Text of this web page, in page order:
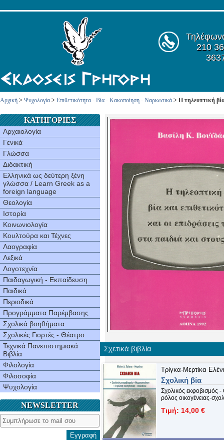
210
Αρχική > Ψυχολογία > Επιθετικότητα - Βία - Κακοποίηση - Ναρκωτικά > Η τηλεοπτική
ΚΑΤΗΓΟΡΙΕΣ
Αρχαιολογία
Γενικά
Γλώσσα
Διδακτική
Ελληνικά ως δεύτερη ξένη
γλώσσα / Learn Greek as a
foreign language
Θεολογία
Ιστορία
Κοινωνιολογία
Κουλτούρα και Τέχνες
Λαογραφία
Λεξικά
Λογοτεχνία
Παιδαγωγική - Εκπαίδευση
Παιδικά
Περιοδικά
Προγράμματα Παρέμβασης
Σχολικά βοηθήματα
Σχολικές Γιορτές - Θέατρο
Τεχνικά Πανεπιστημιακά
Βιβλία
Φιλολογία
Φιλοσοφία
Ψυχολογία
NEWSLETTER
Εγγραφή
Σχετικά βιβλία
Τρίγκα-Μερτίκα
Σχολική βία
Σχολικός εκφοβισμός
ρόλος οικογένειας-
Τιμή: 14,00 €